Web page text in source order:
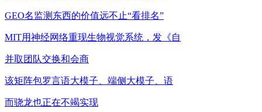
GEO名监测东西的价值远不止“看排名”
MIT用神经网络重现生物视觉系统，发《自
并取团队交换和会商
该矩阵包罗言语大模子、端侧大模子、语
而骁龙也正在不竭实现